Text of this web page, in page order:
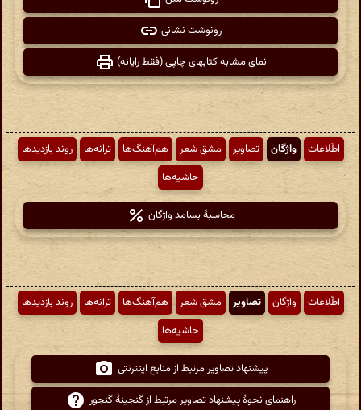
رونوشت نشانی
نمای مشابه کتابهای چاپی (فقط رایانه)
اطّلاعات واژگان تصاویر مشق شعر هم‌آهنگ‌ها ترانه‌ها
روند بازدیدها
حاشیه‌ها
محاسبهٔ بسامد واژگان
اطّلاعات واژگان تصاویر مشق شعر هم‌آهنگ‌ها ترانه‌ها
روند بازدیدها
حاشیه‌ها
پیشنهاد تصاویر مرتبط از منابع اینترنتی
راهنمای نحوهٔ پیشنهاد تصاویر مرتبط از گنجینهٔ گنجور